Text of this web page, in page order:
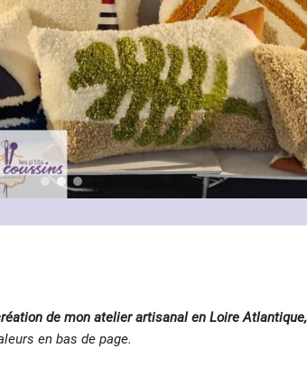
de mon atelier artisanal en Loire
en bas de page.